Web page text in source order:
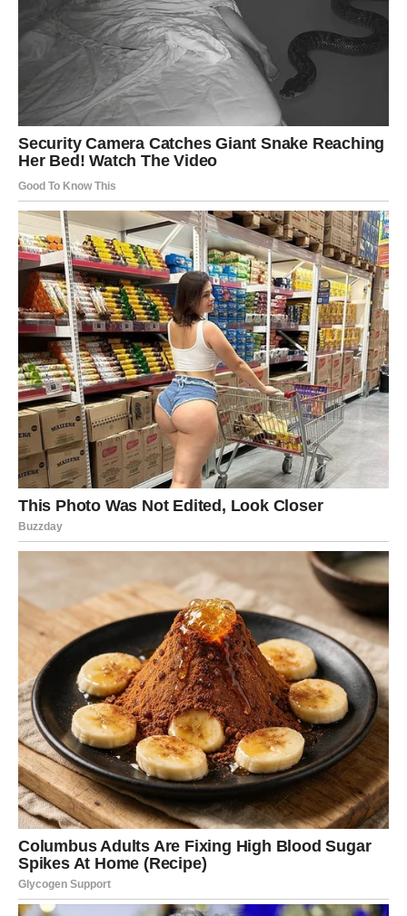
Zato “trenutak istine” u novcu znači:
da vidiš gde ti novac curi bez potrebe,
da presečeš sa trošenjem na ljude koji ne cene ništa,
i da napokon postaviš granice.
Ali isto tako, moguće je i olakšanje:
neki Ovnovi dobijaju novac koji im je bio obećan, vraćanje
duga, bonus, ili priliku da zarade kroz novi dogovor.
Poenta je:
više ne trošiš energiju na ono što se ne vraća.
KARMA: PRAVDA DOLAZI, ALI
NE TIHO
Ovne, ti si znak akcije, ali karma kod tebe često radi kroz
“trenutak u kom se sve otkrije”.
Ako te je neko lagao – istina izlazi.
Ako te je neko potcenio – vreme pokaže tvoju vrednost.
Ako si ti nekoga previše trpeo – sada se budi snaga koja
kaže: “Dosta.”
Ovo je karmički period gde se razdvaja:
ko ti je prijatelj,
ko ti je teret,
ko je iskren,
a ko glumi.
I najvažnije:
ti prestaješ da spasavaš one koji ne žele da se promene.